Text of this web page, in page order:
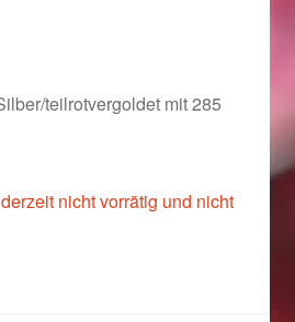
zu Fasching & Co.
teilrotvergoldet mit 285
nicht vorrätig und nicht